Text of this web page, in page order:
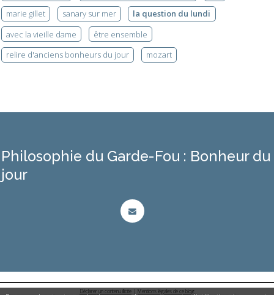
marie gillet
sanary sur mer
la question du lundi
avec la vieille dame
être ensemble
relire d'anciens bonheurs du jour
mozart
Philosophie du Garde-Fou : Bonheur du
jour
Déclarer un contenu illicite | Mentions légales de ce blog